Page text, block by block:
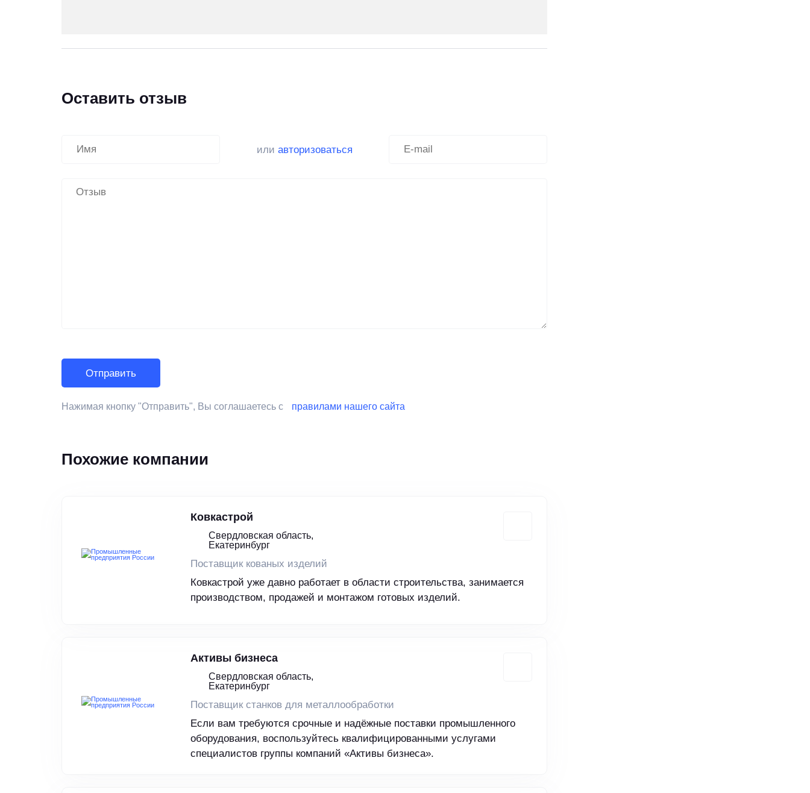
Оставить отзыв
или авторизоваться
Нажимая кнопку "Отправить", Вы соглашаетесь с правилами нашего сайта
Похожие компании
Ковкастрой
Свердловская область,
Екатеринбург
Поставщик кованых изделий
Ковкастрой уже давно работает в области строительства, занимается
производством, продажей и монтажом готовых изделий.
Активы бизнеса
Свердловская область,
Екатеринбург
Поставщик станков для металлообработки
Если вам требуются срочные и надёжные поставки промышленного
оборудования, воспользуйтесь квалифицированными услугами
специалистов группы компаний «Активы бизнеса».